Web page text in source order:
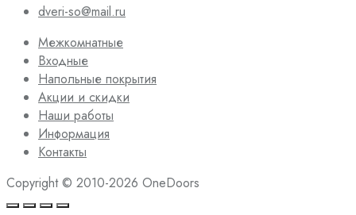
dveri-so@mail.ru
Межкомнатные
Входные
Напольные покрытия
Акции и скидки
Наши работы
Информация
Контакты
Copyright © 2010-2026 OneDoors